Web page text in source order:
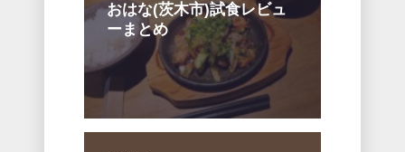
おはな(茨木市)試食レビュ
ーまとめ